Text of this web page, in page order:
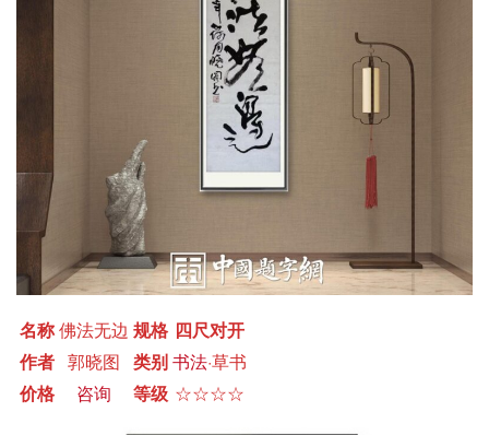
名称佛法无边 规格 四尺对开
作者 郭晓图 类别书法·草书
价格
咨询 等级 ☆☆☆☆